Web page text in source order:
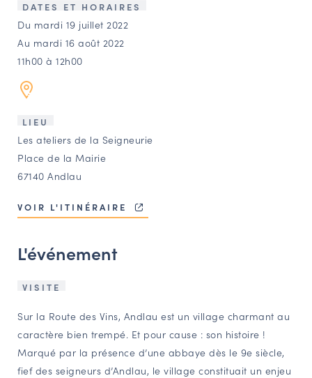
LES ACTIONS PHARES
CONTACT
Agenda
Annuaire
Ressources
BOURSE D’ÉCHANGE
CARTES DES NAUDIN
Espace acteurs
NAVIGATION FILTRÉE « ACTEURS »
DATES ET HORAIRES
Du mardi 19 juillet 2022
Au mardi 16 août 2022
11h00 à 12h00
LIEU
Les ateliers de la Seigneurie
Place de la Mairie
67140 Andlau
VOIR L'ITINÉRAIRE
L'événement
VISITE
Sur la Route des Vins, Andlau est un village charmant au
caractère bien trempé. Et pour cause : son histoire !
Marqué par la présence d’une abbaye dès le 9e siècle,
fief des seigneurs d’Andlau, le village constituait un enjeu